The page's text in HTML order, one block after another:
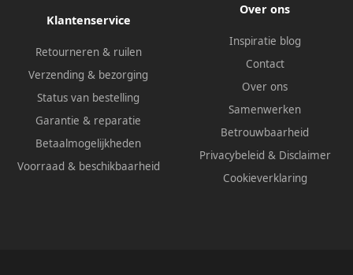
Klantenservice
Retourneren & ruilen
Verzending & bezorging
Status van bestelling
Garantie & reparatie
Betaalmogelijkheden
Voorraad & beschikbaarheid
Over ons
Inspiratie blog
Contact
Over ons
Samenwerken
Betrouwbaarheid
Privacybeleid & Disclaimer
Cookieverklaring